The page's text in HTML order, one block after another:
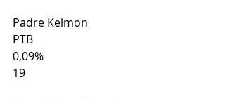
Padre Kelmon
PTB
0,09%
19